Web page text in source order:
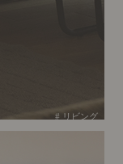
# リビング